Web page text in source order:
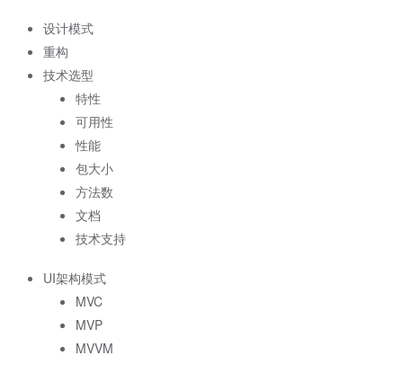
设计模式
重构
技术选型
特性
可用性
性能
包大小
方法数
文档
技术支持
UI架构模式
MVC
MVP
MVVM